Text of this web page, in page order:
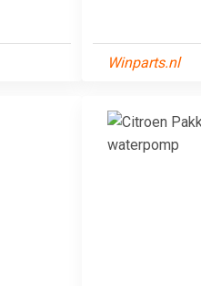
Winparts.nl